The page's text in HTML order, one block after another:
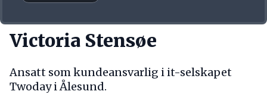
Victoria Stensøe
Ansatt som kundeansvarlig i it-selskapet
Twoday i Ålesund.